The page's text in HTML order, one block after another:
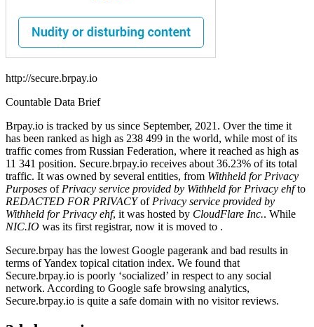
http://secure.brpay.io
Countable Data Brief
Brpay.io is tracked by us since September, 2021. Over the time it
has been ranked as high as 238 499 in the world, while most of its
traffic comes from Russian Federation, where it reached as high as
11 341 position. Secure.brpay.io receives about 36.23% of its total
traffic. It was owned by several entities, from Withheld for Privacy
Purposes of Privacy service provided by Withheld for Privacy ehfto
REDACTED FOR PRIVACYof Privacy service provided by
Withheld for Privacy ehf, it was hosted by CloudFlare Inc.. While
NIC.IO was its first registrar, now it is moved to .
Secure.brpay has the lowest Google pagerank and bad results in
terms of Yandex topical citation index. We found that
Secure.brpay.io is poorly ‘socialized’ in respect to any social
network. According to Google safe browsing analytics,
Secure.brpay.io is quite a safe domain with no visitor reviews.